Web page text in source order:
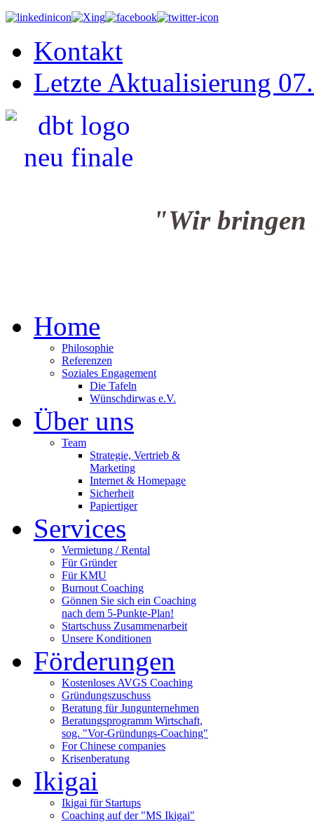
Kontakt
Letzte Aktualisierung
"Wir bringen Sie
Home
Philosophie
Referenzen
Soziales Engagement
Die Tafeln
Wünschdirwas e.V.
Über uns
Team
Strategie, Vertrieb &
Marketing
Internet & Homepage
Sicherheit
Papiertiger
Services
Vermietung / Rental
Für Gründer
Für KMU
Burnout Coaching
Gönnen Sie sich ein Coaching
nach dem 5-Punkte-Plan!
Startschuss Zusammenarbeit
Unsere Konditionen
Förderungen
Kostenloses AVGS Coaching
Gründungszuschuss
Beratung für Jungunternehmen
Beratungsprogramm Wirtschaft,
sog. "Vor-Gründungs-Coaching"
For Chinese companies
Krisenberatung
Ikigai
Ikigai für Startups
Coaching auf der "MS Ikigai"